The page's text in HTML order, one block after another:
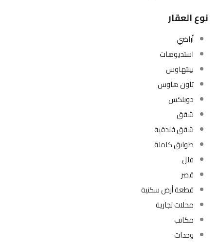
نوع العقار
أراضي
استديوهات
بينتهاوس
تاون هاوس
دوبلكس
شقق
شقق فندقية
طوابق كاملة
فلل
قصر
قطعة أرض سكنية
محلات تجارية
مكاتب
وحدات